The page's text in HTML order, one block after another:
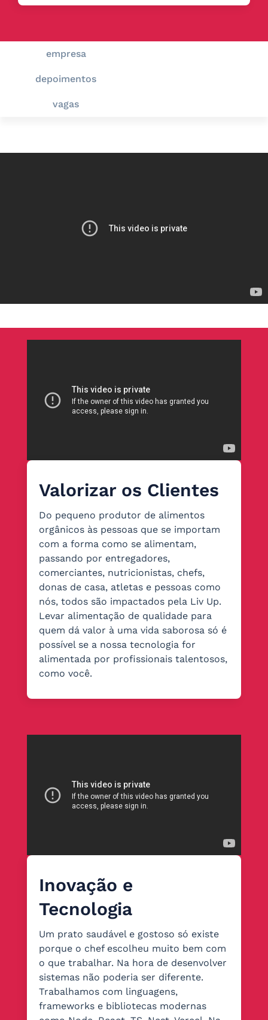
empresa
depoimentos
vagas
Valorizar os Clientes
Do pequeno produtor de alimentos
orgânicos às pessoas que se importam
com a forma como se alimentam,
passando por entregadores,
comerciantes, nutricionistas, chefs,
donas de casa, atletas e pessoas como
nós, todos são impactados pela Liv Up.
Levar alimentação de qualidade para
quem dá valor à uma vida saborosa só é
possível se a nossa tecnologia for
alimentada por profissionais talentosos,
como você.
Inovação e
Tecnologia
Um prato saudável e gostoso só existe
porque o chef escolheu muito bem com
o que trabalhar. Na hora de desenvolver
sistemas não poderia ser diferente.
Trabalhamos com linguagens,
frameworks e bibliotecas modernas